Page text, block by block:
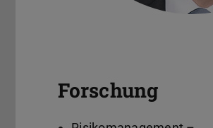
Forschung